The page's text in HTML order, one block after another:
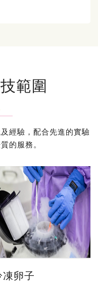
範圍
經驗，配合先進的實驗
的服務。
凍卵子